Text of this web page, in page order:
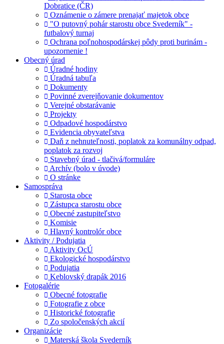
Dobratice (ČR)
Oznámenie o zámere prenajať majetok obce
"O putovný pohár starostu obce Svederník" -
futbalový turnaj
Ochrana poľnohospodárskej pôdy proti burinám -
upozornenie !
Obecný úrad
Úradné hodiny
Úradná tabuľa
Dokumenty
Povinné zverejňovanie dokumentov
Verejné obstarávanie
Projekty
Odpadové hospodárstvo
Evidencia obyvateľstva
Daň z nehnuteľnosti, poplatok za komunálny odpad,
poplatok za rozvoj
Stavebný úrad - tlačivá/formuláre
Archív (bolo v úvode)
O stránke
Samospráva
Starosta obce
Zástupca starostu obce
Obecné zastupiteľstvo
Komisie
Hlavný kontrolór obce
Aktivity / Podujatia
Aktivity OcÚ
Ekologické hospodárstvo
Podujatia
Keblovský drapák 2016
Fotogalérie
Obecné fotografie
Fotografie z obce
Historické fotografie
Zo spoločenských akcií
Organizácie
Materská škola Svederník